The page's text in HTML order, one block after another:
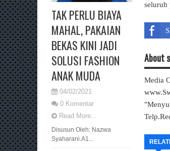
TAK PERLU BIAYA
MAHAL, PAKAIAN
BEKAS KINI JADI
SOLUSI FASHION
ANAK MUDA
04/02/2021
0 Komentar
Read More...
Disusun Oleh: Nazwa
Syaharani.A1...
seluruh
About
Media